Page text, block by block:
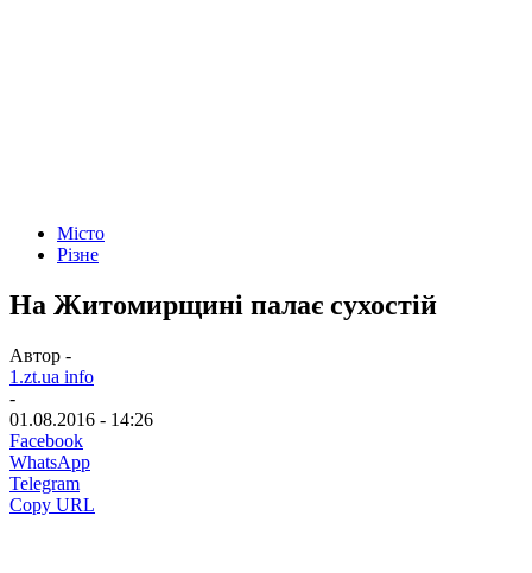
Місто
Різне
На Житомирщині палає сухостій
Автор -
1.zt.ua info
-
01.08.2016 - 14:26
Facebook
WhatsApp
Telegram
Copy URL